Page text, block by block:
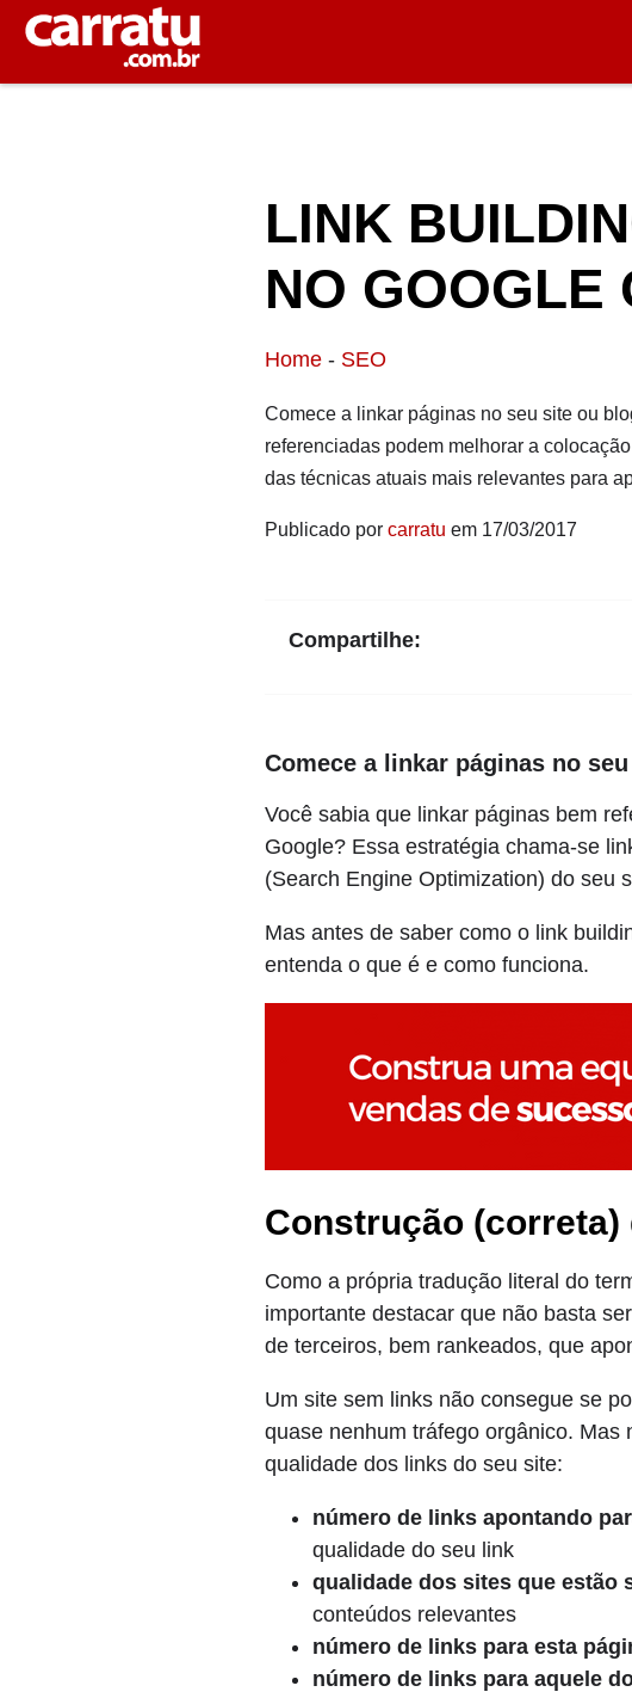
LINK
NO GOOGLE
Home - SEO
Comece a linkar páginas no seu site ou
referenciadas podem melhorar a
das técnicas atuais mais relevantes para
Publicado por carratu em 17/03/2017
Compartilhe:
Comece a linkar páginas no
Você sabia que linkar páginas bem
Google? Essa estratégia chama-se
(Search Engine Optimization) do seu
Mas antes de saber como o link
entenda o que é e como funciona.
Construção (correta)
Como a própria tradução literal do
importante destacar que não basta
de terceiros, bem rankeados, que
Um site sem links não consegue se
quase nenhum tráfego orgânico.
qualidade dos links do seu site:
número de links apontando
qualidade do seu link
qualidade dos sites que estão
conteúdos relevantes
número de links para esta
número de links para aquele